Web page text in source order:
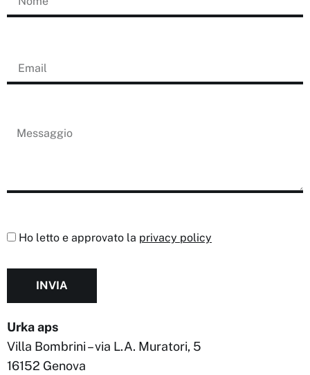
Ho letto e approvato la privacy policy
INVIA
Urka aps
Villa Bombrini – via L.A. Muratori, 5
16152 Genova